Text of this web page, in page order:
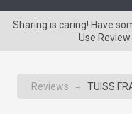
Sharing is caring! Have
Use
Reviews → TUISS